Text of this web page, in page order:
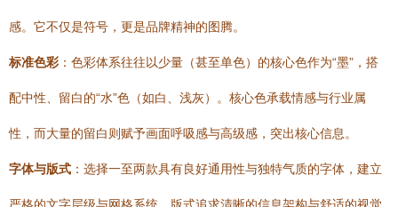
感。它不仅是符号，更是品牌精神的图腾。
标准色彩 ：色彩体系往往以少量（甚至单色）的核心色作为“墨”，搭
配中性、留白的“水”色（如白、浅灰）。核心色承载情感与行业属
性，而大量的留白则赋予画面呼吸感与高级感，突出核心信息。
字体与版式 ：选择一至两款具有良好通用性与独特气质的字体，建立